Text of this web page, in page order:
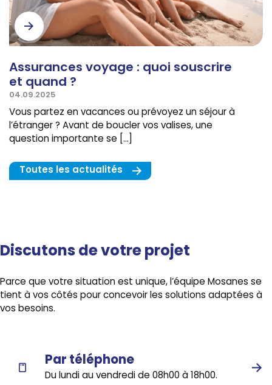
Assurances voyage : quoi souscrire
et quand ?
04.09.2025
Vous partez en vacances ou prévoyez un séjour à
l’étranger ? Avant de boucler vos valises, une
question importante se […]
Toutes les actualités
Discutons de votre projet
Parce que votre situation est unique, l’équipe Mosanes se
tient à vos côtés pour concevoir les solutions adaptées à
vos besoins.
Par téléphone
Du lundi au vendredi de 08h00 à 18h00.